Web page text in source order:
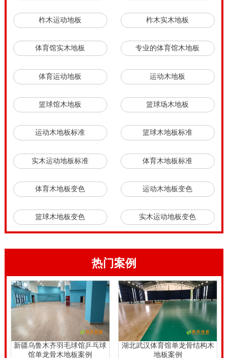
柞木运动地板 柞木实木地板
体育馆实木地板 专业的体育馆木地板
体育运动地板 运动木地板
篮球馆木地板 篮球场木地板
运动木地板标准 篮球木地板标准
实木运动地板标准 体育木地板标准
体育木地板变色 运动木地板变色
篮球木地板变色 实木运动地板变色
热门案例
新疆乌鲁木齐羽毛球馆乒乓球
馆单龙骨木地板案例
湖北武汉体育馆单龙骨结构木
地板案例